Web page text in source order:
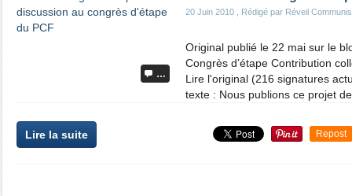
…
20 Juin 2010 , Rédigé par Réveil
Original publié le 22 mai sur le
Congrès d’étape Contribution
Lire l'original (216 signatures
texte : Nous publions ce projet
Lire la suite Repost